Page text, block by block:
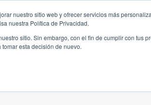
nuestro sitio web y ofrecer servicios más
nuestra Política de Privacidad.
sitio. Sin embargo, con el fin de cumplir con tus
esta decisión de nuevo.